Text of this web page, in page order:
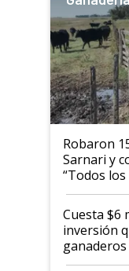
Robaron
Sarnari y
“Todos
productor”
Cuesta $6
inversión
ganaderos
histórico